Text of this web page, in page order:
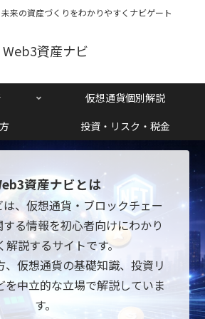
来の資産づくりをわかりやすくナビゲート
Web3資産ナビ
仮想通貨個別解説
投資・リスク・税金
資産ナビとは
、仮想通貨・ブロックチェー
る情報を初心者向けにわかり
解説するサイトです。
、仮想通貨の基礎知識、投資リ
を中立的な立場で解説していま
す。